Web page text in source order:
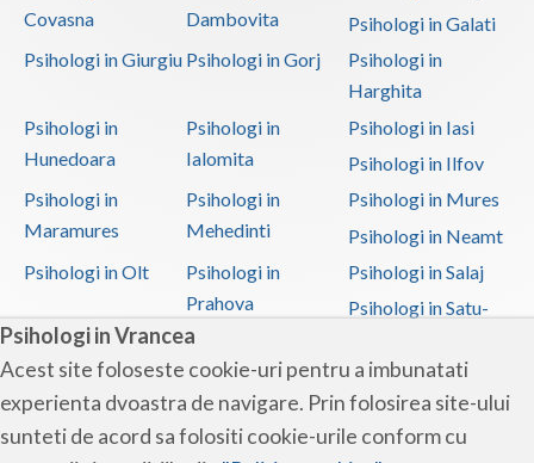
Psihologi in Vrancea
Acest site foloseste cookie-uri pentru a imbunatati
experienta dvoastra de navigare. Prin folosirea site-ului
sunteti de acord sa folositi cookie-urile conform cu
Covasna
Dambovita
Psihologi in Galati
Psihologi in Giurgiu Psihologi in Gorj
Psihologi in
Harghita
Psihologi in
Hunedoara
Psihologi in
Ialomita
Psihologi in Iasi
Psihologi in Ilfov
Psihologi in
Maramures
Psihologi in
Mehedinti
Psihologi in Mures
Psihologi in Neamt
Psihologi in Olt
Psihologi in
Prahova
Psihologi in Salaj
Psihologi in Satu-
Psihologi in Sibiu
Psihologi in
Suceava
Psihologi in
Teleorman
Psihologi in Timis
Psihologi in Tulcea Psihologi in Valcea